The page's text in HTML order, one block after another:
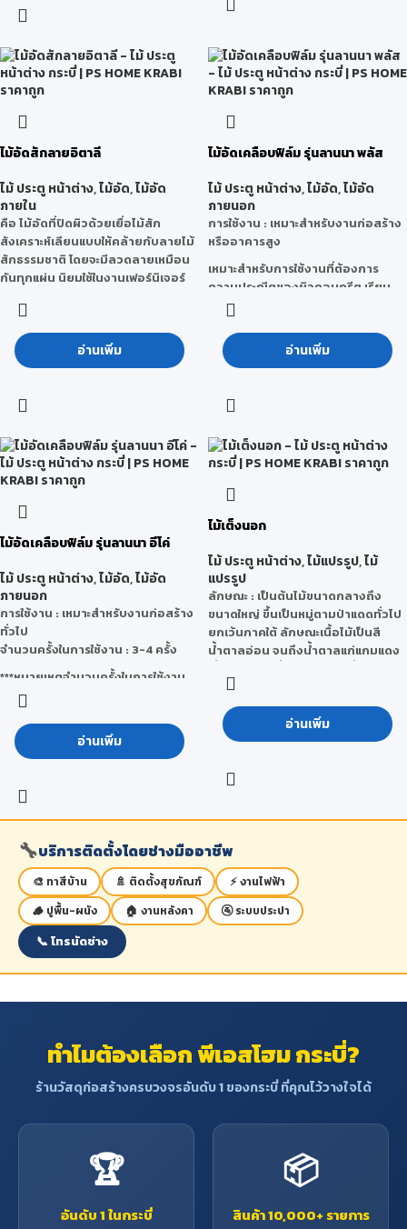
คุณสมบัติ
เบา และเป็นมิตรกับสิ่งแวดล้อม
ลักษณะการใช้งาน: สามารถใช้ได้ทั้ง
ภายในและภายนอกเช่น งานฉลุ CNC
,งานทำสี ไฮกรอส, งานป้ายโฆษณา
,เฟอร์นิเจอร์กันน้ำ, ห้องน้ำ, ชุดห้อง
ครัว, ห้องซาวน่า, ห้อง Lab,ผนังกั้น
เป็นต้น
อ่อนอยู่
- เป็นไม้ธุรกิจที่ถือว่าหาซื้อได้ง่าย
หลาย
-มีลวดลายสีน้ำตาลที่สวยงาม
-ทนทานต่อการทะลุของไม้
- มีเส้นใยที่มีความต้านทานต่อแรงดึง
ประโยชน์: ใช้ในการทำเฟอร์นิเจอร์ ทำ
ไม้คิ้ว ไม้บัว วงกบประตู ทำบานประตู
ทำโต๊ะ เก้าอี้ รวมถึงยังสามารถนำมา
ทำเป็นงานตกแต่งต่างๆได้
ไม้อัดสักลายอิตาลี
ไม้ ประตู หน้าต่าง,ไม้อัด,ไม้อัด
ภายใน
คือ ไม้อัดที่ปิดผิวด้วยเยื่อไม้สัก
สังเคราะห์เลียนแบบให้คล้ายกับลายไม้
สักธรรมชาติ โดยจะมีลวดลายเหมือน
กันทุกแผ่น นิยมใช้ในงานเฟอร์นิเจอร์
เฟอร์นิเจอร์ งานตกแต่งภายใน บิวท์อิน
ฯลฯ
อ่านเพิ่ม
ไม้อัดเคลือบฟิล์ม รุ่นลานนา พลัส
ไม้ ประตู หน้าต่าง,ไม้อัด,ไม้อัด
ภายนอก
การใช้งาน : เหมาะสำหรับงานก่อสร้าง
หรืออาคารสูง
เหมาะสำหรับการใช้งานที่ต้องการ
ความประณีตของผิวคอนกรีต เรียบ
สวยพิเศษ
***หมายเหตุ จำนวนครั้งในการใช้งาน
จริงนั้นสามารถเปลี่ยนแปลงได้ โดยขึ้น
ใช้ การเก็บรักษา และสภาวะอากาศ
อ่านเพิ่ม
ไม้อัดเคลือบฟิล์ม รุ่นลานนา อีโค่
ไม้ ประตู หน้าต่าง,ไม้อัด,ไม้อัด
ภายนอก
การใช้งาน : เหมาะสำหรับงานก่อสร้าง
ทั่วไป
จำนวนครั้งในการใช้งาน : 3-4 ครั้ง
***หมายเหตุจำนวนครั้งในการใช้งาน
จริงนั้นสามารถเปลี่ยนแปลงได้ โดยขึ้น
ใช้ การเก็บรักษา และสภาวะอากาศ
อ่านเพิ่ม
ไม้เต็งนอก
ไม้ ประตู หน้าต่าง,ไม้แปรรูป,ไม้
แปรรูป
ลักษณะ : เป็นต้นไม้ขนาดกลางถึง
ขนาดใหญ่ ขึ้นเป็นหมู่ตามป่าแดดทั่วไป
ยกเว้นภาคใต้ ลักษณะเนื้อไม้เป็นสี
น้ำตาลอ่อน จนถึงน้ำตาลแก่แกมแดง
แข็งแรงและทนทานมาก เมื่อผึ่งให้แห้ง
แล้วเลื่อยไสตกแต่งจะสามารทำได้ยาก
น้ำหนักโดยเฉลี่ยประมาณ 1,040
กิโลกรัมต่อลูกบาศก์เมตร
ลักษณะคุณสมบัติ
- เป็นไม้ขนาดใหญ่มีอยู่ทั่วไปเมื่อเลื่อย
อ่อน หากทิ้งไว้นานจะไม้จะเปลี่ยนเป็น
สีน้ำตาลแก่แกมแดง
- เนื้อไม้แข็งและเหนียว มีความแข็ง
แรงทนทานดีมาก เหมาะแก่การสร้าง
ส่วนที่รับน้ำหนักได้ดี
- ทนแดด
ข้อจำกัด: เสี้ยนหยาบสับสน ทำให้ไส
การสร้างสิ่งประณีต
ประโยชน์
: ใช้ทำหมอนรางรถไฟ เครื่อง
มืออกสิกรรม เก้าอี้ ชิงช้า การสร้าง
มือกสิกรรม โครงสร้างอาคาร เช่น ตง
คาน วงกบ ประตูหน้าต่าง โครงหลังคา
อ่านเพิ่ม
🔧บริการติดตั้งโดยช่างมืออาชีพ
🎨 ทาสีบ้าน 🚿 ติดตั้งสุขภัณฑ์
⚡ งานไฟฟ้า
🪵 ปูพื้น-ผนัง
🏠 งานหลังคา 🚰 ระบบประปา
📞 โทรนัดช่าง
ทำไมต้องเลือก พีเอสโฮม กระบี่?
ร้านวัสดุก่อสร้างครบวงจรอันดับ 1 ของกระบี่ ที่คุณไว้วางใจได้
🏆
อันดับ 1 ในกระบี่
📦
สินค้า 10,000+ รายการ